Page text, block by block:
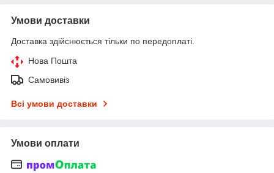
Умови доставки
Доставка здійснюється тільки по передоплаті.
Нова Пошта
Самовивіз
Всі умови доставки
Умови оплати